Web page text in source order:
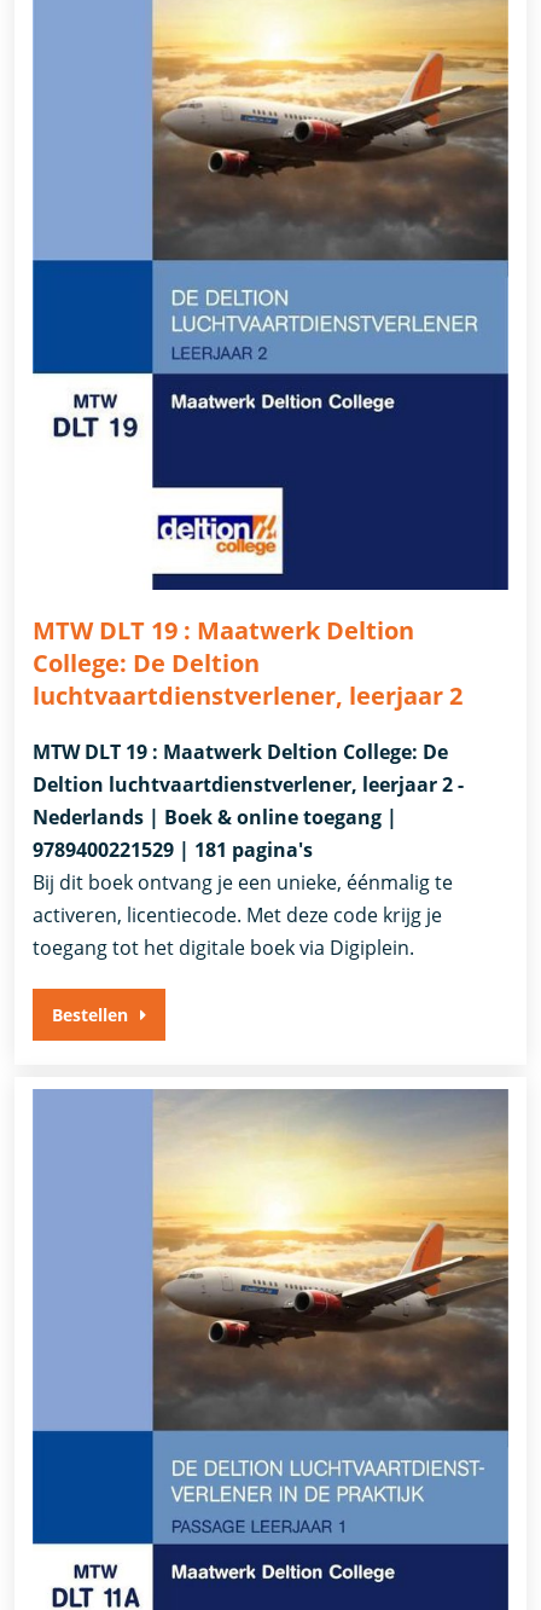
MTW DLT 19 : Maatwerk Deltion
College: De Deltion
luchtvaartdienstverlener, leerjaar 2
MTW DLT 19 : Maatwerk Deltion College: De
Deltion luchtvaartdienstverlener, leerjaar 2 -
Nederlands | Boek & online toegang |
9789400221529 | 181 pagina's
Bij dit boek ontvang je een unieke, éénmalig te
activeren, licentiecode. Met deze code krijg je
toegang tot het digitale boek via Digiplein.
Bestellen